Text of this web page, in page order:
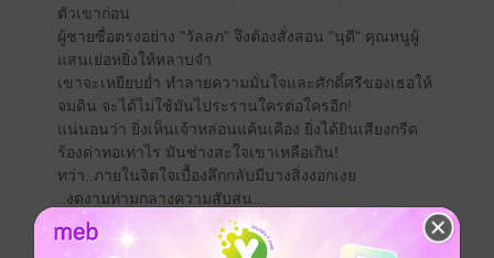
ตัวเขาก่อน
ผู้ชายซื่อตรงอย่าง "วัลลภ" จึงต้องสั่งสอน "นุดี" คุณหนูผู้
แสนเย่อหยิ่งให้หลาบจำ
เขาจะเหยียบย่ำ ทำลายความมั่นใจและศักดิ์ศรีของเธอให้
จมดิน จะได้ไม่ใช้มันไประรานใครต่อใครอีก!
แน่นอนว่า ยิ่งเห็นเจ้าหล่อนแค้นเคือง ยิ่งได้ยินเสียงกรีด
ร้องด่าทอเท่าไร มันช่างสะใจเขาเหลือเกิน!
ทว่า..ภายในจิตใจเบื้องลึกกลับมีบางสิ่งงอกเงย
..งดงามท่ามกลางความสับสน...
"อสูร" แบบเขาต้องการยัดเยียดสถานะ "สามี" ให้เธอ
เท่านั้นไม่ใช่หรือ